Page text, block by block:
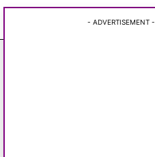
Wednesday, August 5, 2026
- ADVERTISEMENT -